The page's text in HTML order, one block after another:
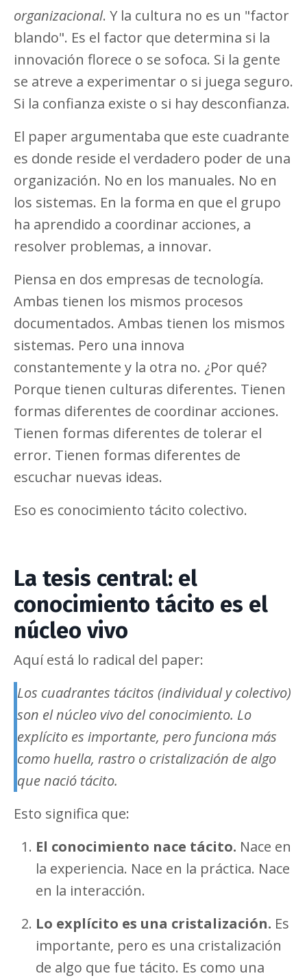
organizacional. Y la cultura no es un "factor
blando". Es el factor que determina si la
innovación florece o se sofoca. Si la gente
se atreve a experimentar o si juega seguro.
Si la confianza existe o si hay desconfianza.
El paper argumentaba que este cuadrante
es donde reside el verdadero poder de una
organización. No en los manuales. No en
los sistemas. En la forma en que el grupo
ha aprendido a coordinar acciones, a
resolver problemas, a innovar.
Piensa en dos empresas de tecnología.
Ambas tienen los mismos procesos
documentados. Ambas tienen los mismos
sistemas. Pero una innova
constantemente y la otra no. ¿Por qué?
Porque tienen culturas diferentes. Tienen
formas diferentes de coordinar acciones.
Tienen formas diferentes de tolerar el
error. Tienen formas diferentes de
escuchar nuevas ideas.
Eso es conocimiento tácito colectivo.
La tesis central: el
conocimiento tácito es el
núcleo vivo
Aquí está lo radical del paper:
Los cuadrantes tácitos (individual y colectivo)
son el núcleo vivo del conocimiento. Lo
explícito es importante, pero funciona más
como huella, rastro o cristalización de algo
que nació tácito.
Esto significa que:
El conocimiento nace tácito. Nace en
la experiencia. Nace en la práctica. Nace
en la interacción.
Lo explícito es una cristalización. Es
importante, pero es una cristalización
de algo que fue tácito. Es como una